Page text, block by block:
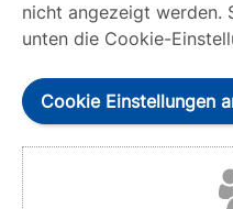
nicht angezeigt werden.
unten die Cookie-
Cookie Einstellungen